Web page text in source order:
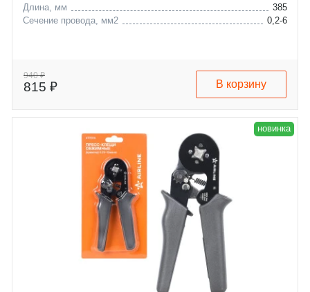
Длина, мм
385
Сечение провода, мм2
0,2-6
940 ₽
815 ₽ В корзину
новинка